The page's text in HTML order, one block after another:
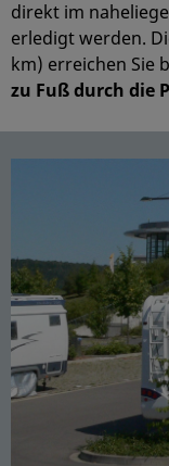
direkt im
erledigt werden.
km) erreichen Sie
zu Fuß durch die